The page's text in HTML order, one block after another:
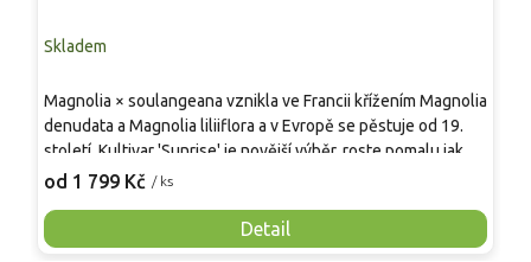
Skladem
od 1 799 Kč / ks
Detail
Magnolia × soulangeana vznikla ve Francii křížením Magnolia
denudata a Magnolia liliiflora a v Evropě se pěstuje od 19.
století. Kultivar 'Sunrise' je novější výběr, roste pomalu jako
kompaktní keř až menší strom, v ČR obvykle 2–3 m × 1,5–2 m.
kalichy 6–10 cm, krémově bílé se žlutým tónem a červeným
„plamínkem“ u báze. Vůně je jemná, listy jsou sytě zelené a